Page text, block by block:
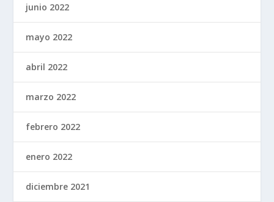
junio 2022
mayo 2022
abril 2022
marzo 2022
febrero 2022
enero 2022
diciembre 2021